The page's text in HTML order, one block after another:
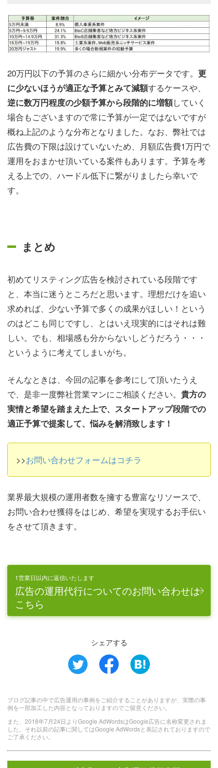
20万円以下の予算のさらに細かい分布データです。 更
に少ないほうが適正な予算とみて減額するケースや、
逆に数万円程度の少額予算から段階的に増額していく
場合もございますので常に予算が一定ではないですが
概ね上記のような分布となりました。なお、弊社では
広告費の下限は設けていないため、月額広告費1万円で
運用をおまかせ頂いている案件もあります。予算を考
える上での、ハードル低下に繋がりましたら幸いで
す。
まとめ
初めてリスティング広告を検討されている段階です
と、本当に迷うところだと思います。理想だけを追い
求めれば、少ない予算で多くの成果がほしい！という
のはどこも同じですし、とはいえ現実的にはそれは難
しい。でも、相場感も分からないしどうだろう・・・
というように考えてしまいがち。
そんなときは、今回の記事を参考にして頂いたうえ
で、是非一度弊社営業マンにご相談ください。 貴方の
実情と希望を踏まえた上で、スタートアップ段階での
適正予算で提案して、悩みを解消致します！
>>お問い合わせフォームはコチラ
業界最大規模の運用者数を擁する豊富なリソースで、
お問い合わせ獲得をはじめ、希望を実現するお手伝い
をさせて頂きます。
1営業日以内に返信いたします
広告の運用代行についてのお問い合わせは
こちら
シェアする
ブログ記事の中で広告運用の事例をご紹介することがありますが、実際の事
例を一部加工した内容となっておりますのでご留意ください。
また、2018年7月24日よりGoogle AdWordsはGoogle広告に名称変更されま
した。それ以前の記事に関してはGoogle AdWordsと表記されておりますので
ご了承ください。